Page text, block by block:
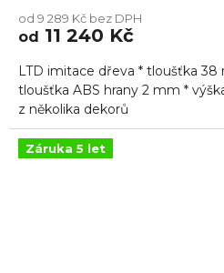
produktu
je
z
5
hvězdiček.
od 9 289 Kč bez DPH
od 11 240 Kč
LTD imitace dřeva * tloušťka 38
tloušťka ABS hrany 2 mm *
z několika dekorů
Záruka 5 let